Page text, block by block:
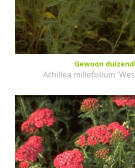
Gewoon
Achillea millefolium